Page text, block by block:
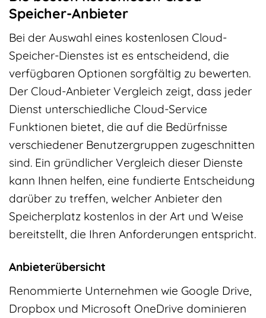
Speicher-Anbieter
Bei der Auswahl eines kostenlosen Cloud-
Speicher-Dienstes ist es entscheidend, die
verfügbaren Optionen sorgfältig zu bewerten.
Der Cloud-Anbieter Vergleich zeigt, dass jeder
Dienst unterschiedliche Cloud-Service
Funktionen bietet, die auf die Bedürfnisse
verschiedener Benutzergruppen zugeschnitten
sind. Ein gründlicher Vergleich dieser Dienste
kann Ihnen helfen, eine fundierte Entscheidung
darüber zu treffen, welcher Anbieter den
Speicherplatz kostenlos in der Art und Weise
bereitstellt, die Ihren Anforderungen entspricht.
Anbieterübersicht
Renommierte Unternehmen wie Google Drive,
Dropbox und Microsoft OneDrive dominieren